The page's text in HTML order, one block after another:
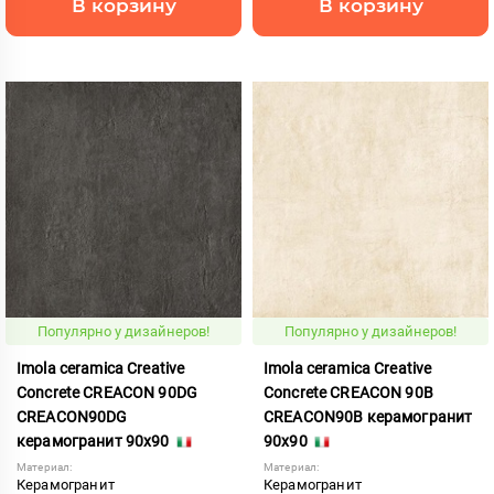
В корзину В корзину
Популярно у дизайнеров!
Imola ceramica Creative
Concrete CREACON 90DG
CREACON90DG
керамогранит 90x90
Материал:
Керамогранит
Популярно у дизайнеров!
Imola ceramica Creative
Concrete CREACON 90B
CREACON90B керамогранит
90x90
Материал:
Керамогранит